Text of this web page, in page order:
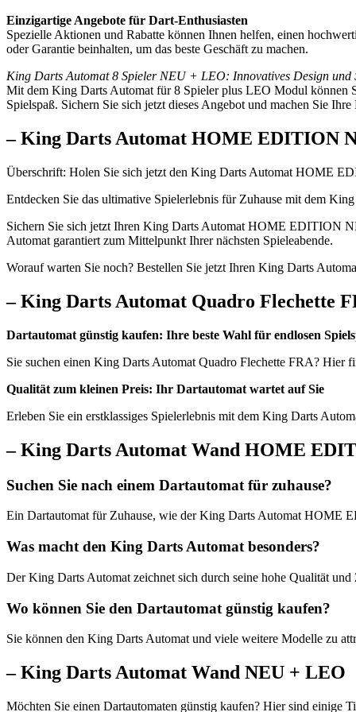
Einzigartige Angebote für Dart-Enthusiasten
Spezielle Aktionen und Rabatte können Ihnen helfen, einen
oder Garantie beinhalten, um das beste Geschäft zu machen.
King Darts Automat 8 Spieler NEU + LEO: Innovatives Design und
Mit dem King Darts Automat für 8 Spieler plus LEO Modul können
Spielspaß. Sichern Sie sich jetzt dieses Angebot und machen Sie
– King Darts Automat HOME EDITION
Überschrift: Holen Sie sich jetzt den King Darts Automat HOME
Entdecken Sie das ultimative Spielerlebnis für Zuhause mit dem
Sichern Sie sich jetzt Ihren King Darts Automat HOME EDITION
Automat garantiert zum Mittelpunkt Ihrer nächsten Spieleabende.
Worauf warten Sie noch? Bestellen Sie jetzt Ihren King Darts
– King Darts Automat Quadro Flechette
Dartautomat günstig kaufen: Ihre beste Wahl für endlosen
Sie suchen einen King Darts Automat Quadro Flechette FRA? Hier
Qualität zum kleinen Preis: Ihr Dartautomat wartet auf Sie
Erleben Sie ein erstklassiges Spielerlebnis mit dem King Darts
– King Darts Automat Wand HOME
Suchen Sie nach einem Dartautomat für zuhause?
Ein Dartautomat für Zuhause, wie der King Darts Automat HOME
Was macht den King Darts Automat besonders?
Der King Darts Automat zeichnet sich durch seine hohe Qualität
Wo können Sie den Dartautomat günstig kaufen?
Sie können den King Darts Automat und viele weitere Modelle zu
– King Darts Automat Wand NEU + LEO
Möchten Sie einen Dartautomaten günstig kaufen? Hier sind einige